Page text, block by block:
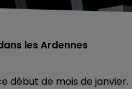
les Ardennes
début de mois de janvier.